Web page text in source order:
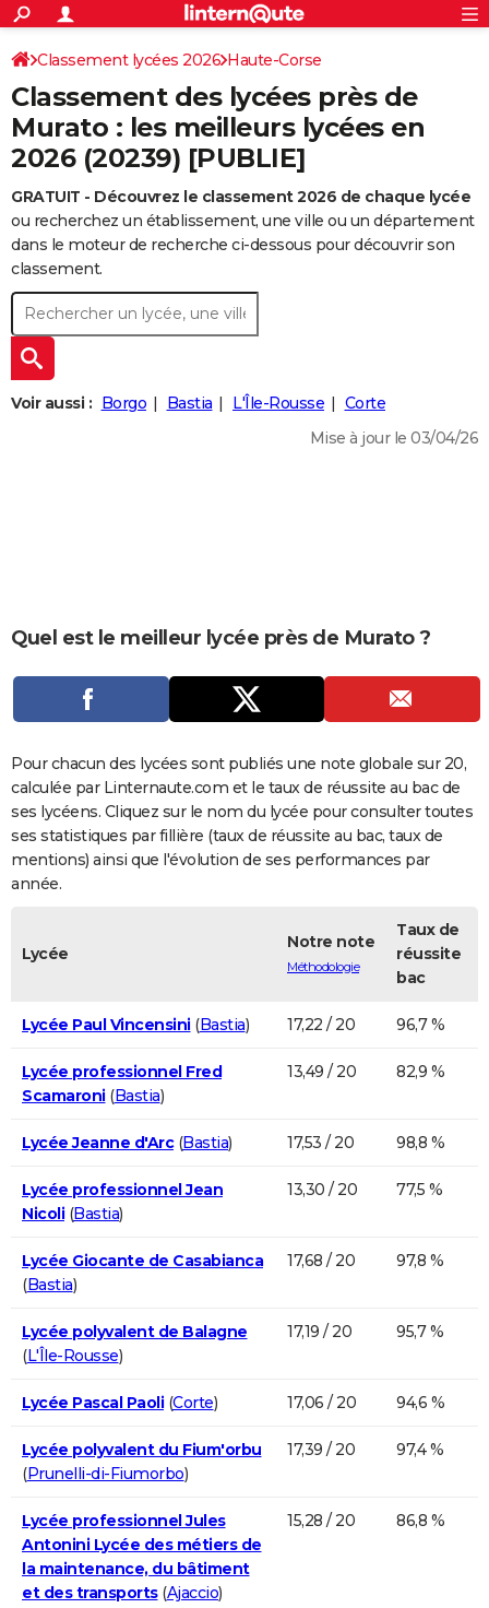
ACTUALITÉS
Politique
Société
Faits Divers
Education
Monde
Villes
+
SPORT
Coupe du monde 2026
Football
Tennis
Cyclisme
Rugby
Forum
Programme TV
TNT
Streaming
Cinéma
Sorties cinéma
Musique
+
FINANCE
Retraite
Impôts
Epargne
Immobilier
Risques naturels par ville
Banque
Assurance
Crédit
AUTO
Essais
Réserver un essai
Citadines
Berlines
SUV
Forum auto
+
HIGH-TECH
BRICOLAGE
Forum
Aménagement intérieur
Extérieur
Cuisine
Salle de bains
Jardinage
Rangement
+WEEK-END
Guides de France
Escapades
Patrimoine
Expositions
Musées
Week-end nature
+
LIFESTYLE
CARTE DE VOEUX
Carte de Noël
Carte Bonne année
Carte Saint-Valentin
Carte Pâques
Carte d'anniversaire
DICTIONNAIRE
COPAINS D'AVANT
S'inscrire
Se connecter
Lycées
Collèges
Primaires
Universités
Entreprises
Service militaire
Avis de recherche
AVIS DE DÉCÈS
FORUM
S'inscrire
Connexion
Classement lycées 2026 Haute-Corse
Classement des lycées près de
Murato : les meilleurs lycées en
2026 (20239) [PUBLIE]
GRATUIT - Découvrez le classement 2026 de chaque lycée
ou recherchez un établissement, une ville ou un département
dans le moteur de recherche ci-dessous pour découvrir son
classement.
Voir aussi : Borgo Bastia L'Île-Rousse
Corte
Mise à jour le 03/04/26
Quel est le meilleur lycée près de Murato ?
Pour chacun des lycées sont publiés une note globale sur 20,
calculée par Linternaute.com et le taux de réussite au bac de
ses lycéens. Cliquez sur le nom du lycée pour consulter toutes
ses statistiques par fillière (taux de réussite au bac, taux de
mentions) ainsi que l'évolution de ses performances par
année.
Lycée
Notre note
Méthodologie
Taux de
réussite
bac
Lycée Paul Vincensini(Bastia) 17,22 / 20 96,7 %
Lycée professionnel Fred
Scamaroni(Bastia)
13,49 / 20 82,9 %
Lycée Jeanne d'Arc(Bastia) 17,53 / 20 98,8 %
Lycée professionnel Jean
Nicoli(Bastia)
13,30 / 20 77,5 %
Lycée Giocante de Casabianca
(Bastia)
17,68 / 20 97,8 %
Lycée polyvalent de Balagne
(L'Île-Rousse)
17,19 / 20 95,7 %
Lycée Pascal Paoli(Corte) 17,06 / 20 94,6 %
Lycée polyvalent du Fium'orbu
(Prunelli-di-Fiumorbo)
17,39 / 20 97,4 %
Lycée professionnel Jules
Antonini Lycée des métiers de
la maintenance, du bâtiment
et des transports(Ajaccio)
15,28 / 20 86,8 %